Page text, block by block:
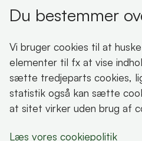
VisitFjordlandet
Oplev Lejre
Du bestemmer
Vi bruger cookies til at
elementer til fx at vise
sætte tredjeparts cookies,
statistik også kan sætte
at sitet virker uden brug af
Læs vores cookiepolitik